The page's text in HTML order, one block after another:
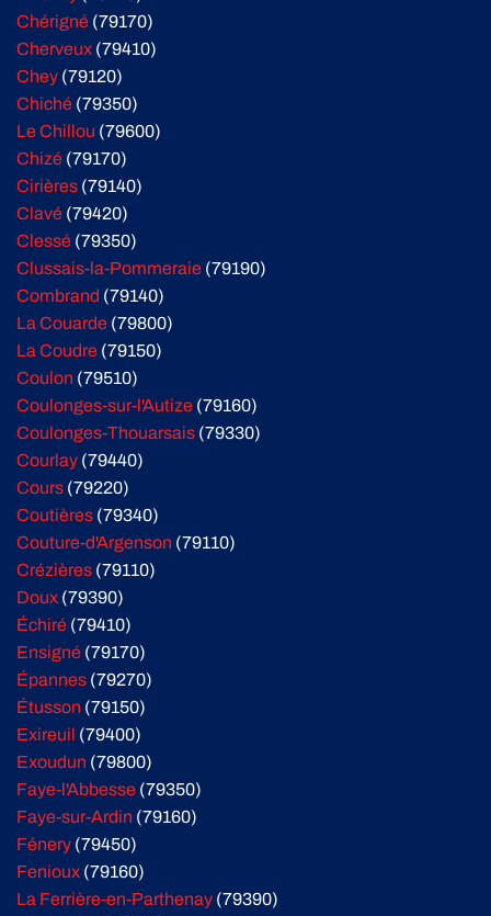
Chérigné (79170)
Cherveux (79410)
Chey (79120)
Chiché (79350)
Le Chillou (79600)
Chizé (79170)
Cirières (79140)
Clavé (79420)
Clessé (79350)
Clussais-la-Pommeraie (79190)
Combrand (79140)
La Couarde (79800)
La Coudre (79150)
Coulon (79510)
Coulonges-sur-l'Autize (79160)
Coulonges-Thouarsais (79330)
Courlay (79440)
Cours (79220)
Coutières (79340)
Couture-d'Argenson (79110)
Crézières (79110)
Doux (79390)
Échiré (79410)
Ensigné (79170)
Épannes (79270)
Étusson (79150)
Exireuil (79400)
Exoudun (79800)
Faye-l'Abbesse (79350)
Faye-sur-Ardin (79160)
Fénery (79450)
Fenioux (79160)
La Ferrière-en-Parthenay (79390)